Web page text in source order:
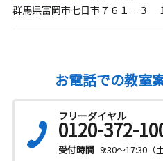
群馬県富岡市七日市７６１－３
お電話での教室
フリーダイヤル
0120-372-
受付時間 9:30～17:30（